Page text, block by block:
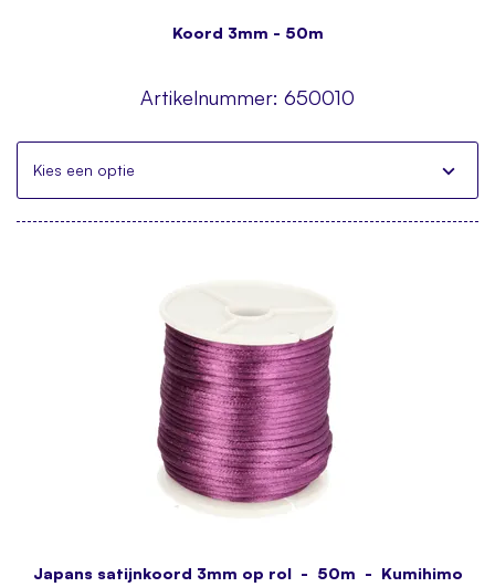
Koord 3mm - 50m
Artikelnummer: 650010
Kies een optie
Japans satijnkoord 3mm op rol - 50m - Kumihimo